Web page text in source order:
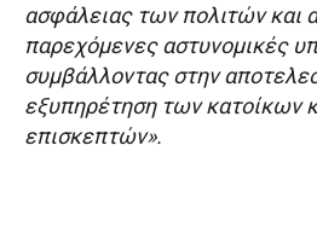
ασφάλειας των πολιτών και
παρεχόμενες αστυνομικές
συμβάλλοντας στην
εξυπηρέτηση των κατοίκων
επισκεπτών».